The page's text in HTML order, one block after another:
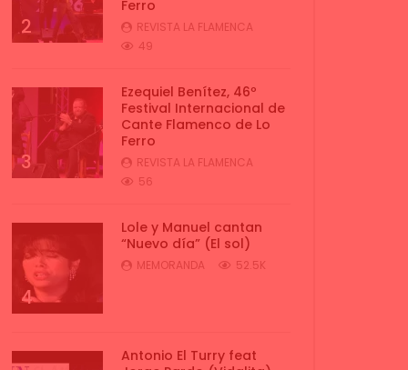
2
Ferro
REVISTA LA FLAMENCA
49
3
Ezequiel Benítez, 46º
Festival Internacional de
Cante Flamenco de Lo
Ferro
REVISTA LA FLAMENCA
56
4
Lole y Manuel cantan
“Nuevo día” (El sol)
MEMORANDA 52.5K
Antonio El Turry feat